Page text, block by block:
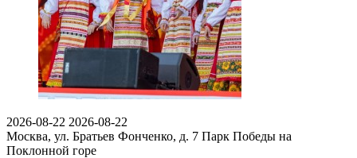
2026-08-22 2026-08-22
Москва, ул. Братьев Фонченко, д. 7 Парк Победы на
Поклонной горе